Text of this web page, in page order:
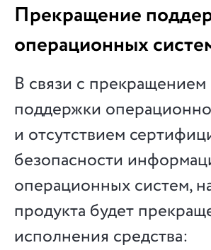
Прекращение
операционных
В связи с прекращением
поддержки
и отсутствием
безопасности
операционных систем,
продукта будет
исполнения средства: